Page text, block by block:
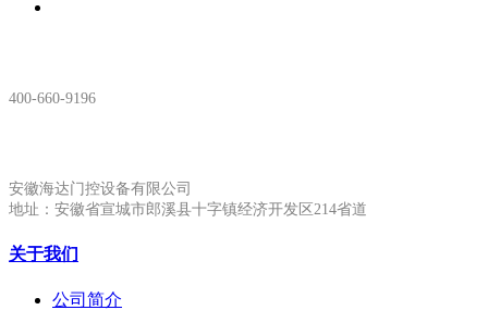
400-660-9196
安徽海达门控设备有限公司
地址：安徽省宣城市郎溪县十字镇经济开发区214省道
关于我们
公司简介